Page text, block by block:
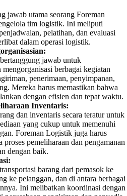
jawab utama seorang Foreman
tim logistik. Ini meliputi
pelatihan, dan evaluasi
dalam operasi logistik.
jawab untuk
mengorganisasi berbagai kegiatan
penerimaan, penyimpanan,
Mereka harus memastikan bahwa
dengan efisien dan tepat waktu.
Inventaris:
dan inventaris secara teratur untuk
yang cukup untuk memenuhi
Foreman Logistik juga harus
proses pemeliharaan dan pengamanan
dengan baik.
barang dari pemasok ke
ke pelanggan, dan di antara berbagai
Ini melibatkan koordinasi dengan